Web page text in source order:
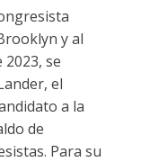
y al
se
el
a la
de
Para su